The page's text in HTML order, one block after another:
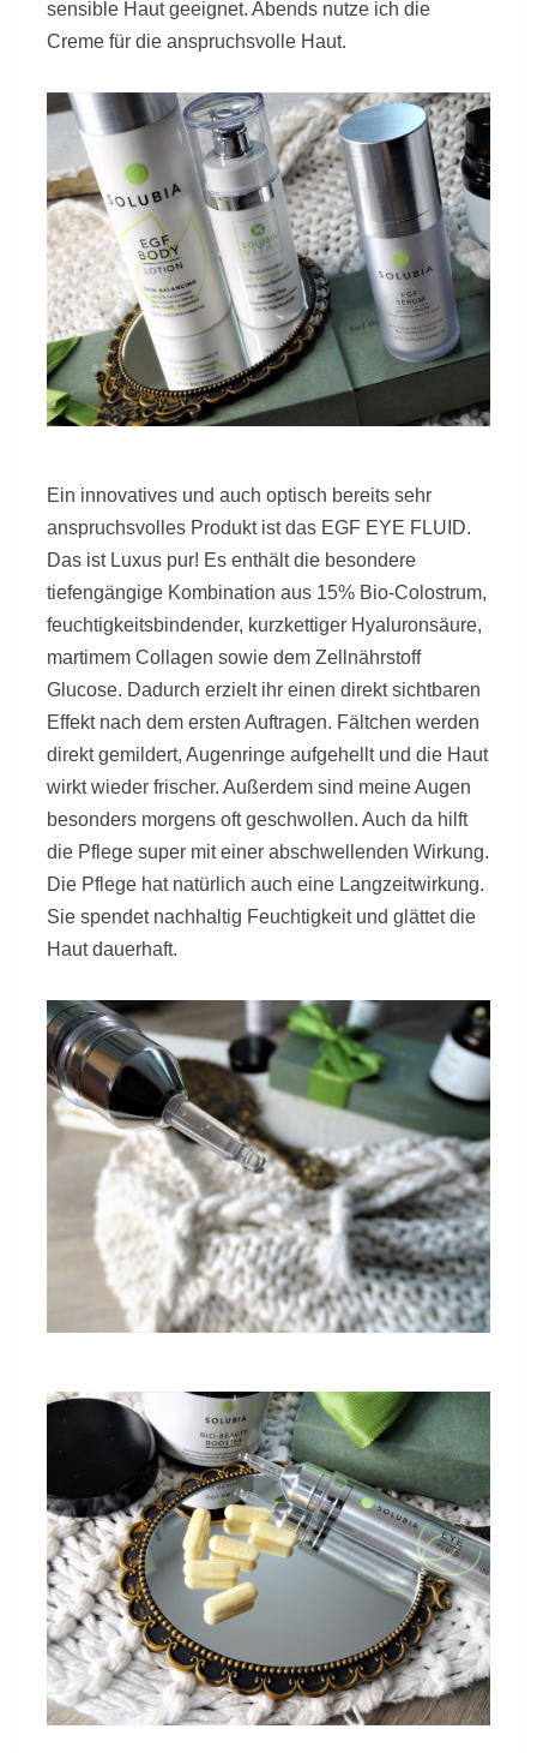
sensible Haut geeignet. Abends nutze ich die
Creme für die anspruchsvolle Haut.
Ein innovatives und auch optisch bereits sehr
anspruchsvolles Produkt ist das EGF EYE FLUID.
Das ist Luxus pur! Es enthält die besondere
tiefengängige Kombination aus 15% Bio-Colostrum,
feuchtigkeitsbindender, kurzkettiger Hyaluronsäure,
martimem Collagen sowie dem Zellnährstoff
Glucose. Dadurch erzielt ihr einen direkt sichtbaren
Effekt nach dem ersten Auftragen. Fältchen werden
direkt gemildert, Augenringe aufgehellt und die Haut
wirkt wieder frischer. Außerdem sind meine Augen
besonders morgens oft geschwollen. Auch da hilft
die Pflege super mit einer abschwellenden Wirkung.
Die Pflege hat natürlich auch eine Langzeitwirkung.
Sie spendet nachhaltig Feuchtigkeit und glättet die
Haut dauerhaft.